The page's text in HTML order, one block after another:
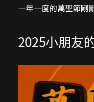
一年一度的萬聖節剛
2025小朋友